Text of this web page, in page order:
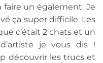
faire un également. Je
ça super difficile. Les
c’était 2 chats et un
je vous dis !
découvrir les trucs et